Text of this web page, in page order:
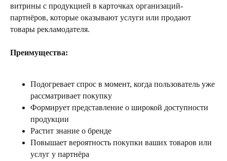
витрины с продукцией в карточках организаций-
партнёров, которые оказывают услуги или продают
товары рекламодателя.
Преимущества:
Подогревает спрос в момент, когда пользователь уже
рассматривает покупку
Формирует представление о широкой доступности
продукции
Растит знание о бренде
Повышает вероятность покупки ваших товаров или
услуг у партнёра